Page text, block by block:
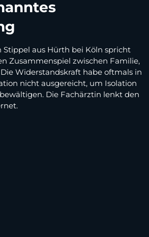
aus Hürth bei Köln spricht
Zusammenspiel zwischen Familie,
Widerstandskraft habe oftmals in
nicht ausgereicht, um Isolation
Die Fachärztin lenkt den